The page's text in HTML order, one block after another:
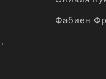
,
Фабиен